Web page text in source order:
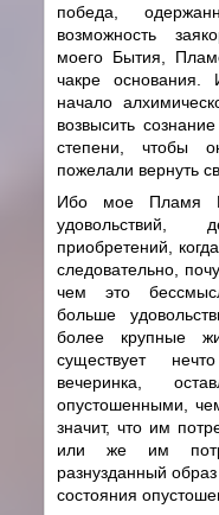
победа,
возможность
моего Бытия,
чакре основания.
начало
возвысить
степени, чтобы
пожелали вернуть
Ибо мое Пламя
удовольствий,
приобретений,
следовательно,
чем это
больше
более крупные
существует
вечеринка,
опустошенными,
значит, что им
или же им
разнузданный
состояния